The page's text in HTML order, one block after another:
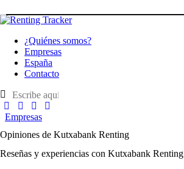
¿Quiénes somos?
Empresas
España
Contacto
Empresas
Opiniones de Kutxabank Renting
Reseñas y experiencias con Kutxabank Renting